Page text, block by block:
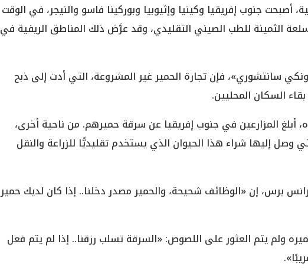
أصبحت جنوب إفريقيا وكينيا وإثيوبيا وبوركينا فاسو والنيجر، في الوقت
الثمينة للطب الصيني التقليدي، وقد عرَّض ذلك المناطق الريفية في
سانتشوري»، فإن تجارة الحمير غير المشروعة، التي أدت إلى ذبح
السكان المحليين.
المزارعين في جنوب إفريقيا عن سرقة حميرهم. من ناحية أخرى،
وصل إليها شراء هذا الحيوان الذي يستخدم تقليديًّا للزراعة والنقل
برس، إن «الوظائف شحيحة، والحمير مصدر دخلنا.. إذا كان لديك حمير
ولم يتم العثور على اللصوص: «السرقة تسلب رزقنا.. إذا لم يتم فعل